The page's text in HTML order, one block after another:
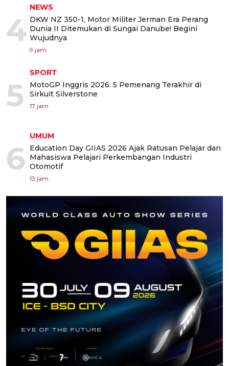
4
NEWS
DKW NZ 350-1, Motor Militer Jerman Era Perang
Dunia II Ditemukan di Sungai Danube! Begini
Wujudnya
9 jam
5
SPORT
MotoGP Inggris 2026: 5 Pemenang Terakhir di
Sirkuit Silverstone
17 jam
6
UMUM
Education Day GIIAS 2026 Ajak Ratusan Pelajar dan
Mahasiswa Pelajari Perkembangan Industri
Otomotif
13 jam